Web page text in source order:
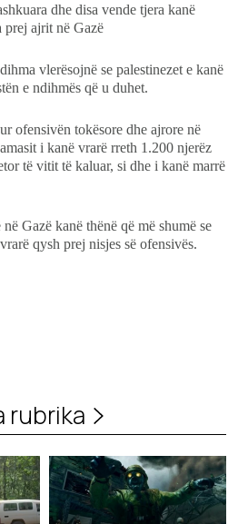
dhe disa vende tjera kanë
prej ajrit në Gazë
vlerësojnë se palestinezet e kanë
e ndihmës që u duhet.
ofensivën tokësore dhe ajrore në
i kanë vrarë rreth 1.200 njerëz
të vitit të kaluar, si dhe i kanë marrë
Gazë kanë thënë që më shumë se
qysh prej nisjes së ofensivës.
rubrika